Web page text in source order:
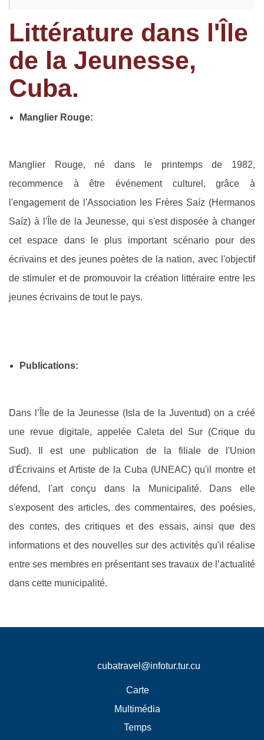
Littérature dans l'Île
de la Jeunesse,
Cuba.
Manglier Rouge:
Manglier Rouge, né dans le printemps de 1982,
recommence à être événement culturel, grâce à
l'engagement de l'Association les Frères Saíz (Hermanos
Saíz) à l'Île de la Jeunesse, qui s'est disposée à changer
cet espace dans le plus important scénario pour des
écrivains et des jeunes poètes de la nation, avec l'objectif
de stimuler et de promouvoir la création littéraire entre les
jeunes écrivains de tout le pays.
Publications:
Dans l’Île de la Jeunesse (Isla de la Juventud) on a créé
une revue digitale, appelée Caleta del Sur (Crique du
Sud). Il est une publication de la filiale de l'Union
d'Écrivains et Artiste de la Cuba (UNEAC) qu'il montre et
défend, l'art conçu dans la Municipalité. Dans elle
s'exposent des articles, des commentaires, des poésies,
des contes, des critiques et des essais, ainsi que des
informations et des nouvelles sur des activités qu'il réalise
entre ses membres en présentant ses travaux de l’actualité
dans cette municipalité.
cubatravel@infotur.tur.cu
Carte
Multimédia
Temps